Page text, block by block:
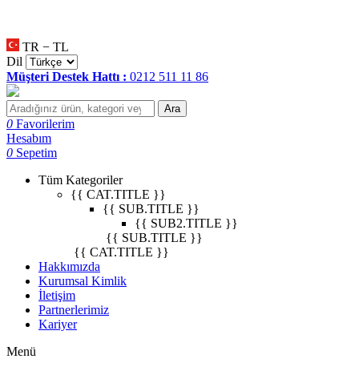
TR − TL
Dil
Müşteri Destek Hattı : 0212 511 11 86
Ara
0 Favorilerim
Hesabım
0 Sepetim
Tüm Kategoriler
{{ CAT.TITLE }}
{{ SUB.TITLE }}
{{ SUB2.TITLE }}
{{ SUB.TITLE }}
{{ CAT.TITLE }}
Hakkımızda
Kurumsal Kimlik
İletişim
Partnerlerimiz
Kariyer
Menü